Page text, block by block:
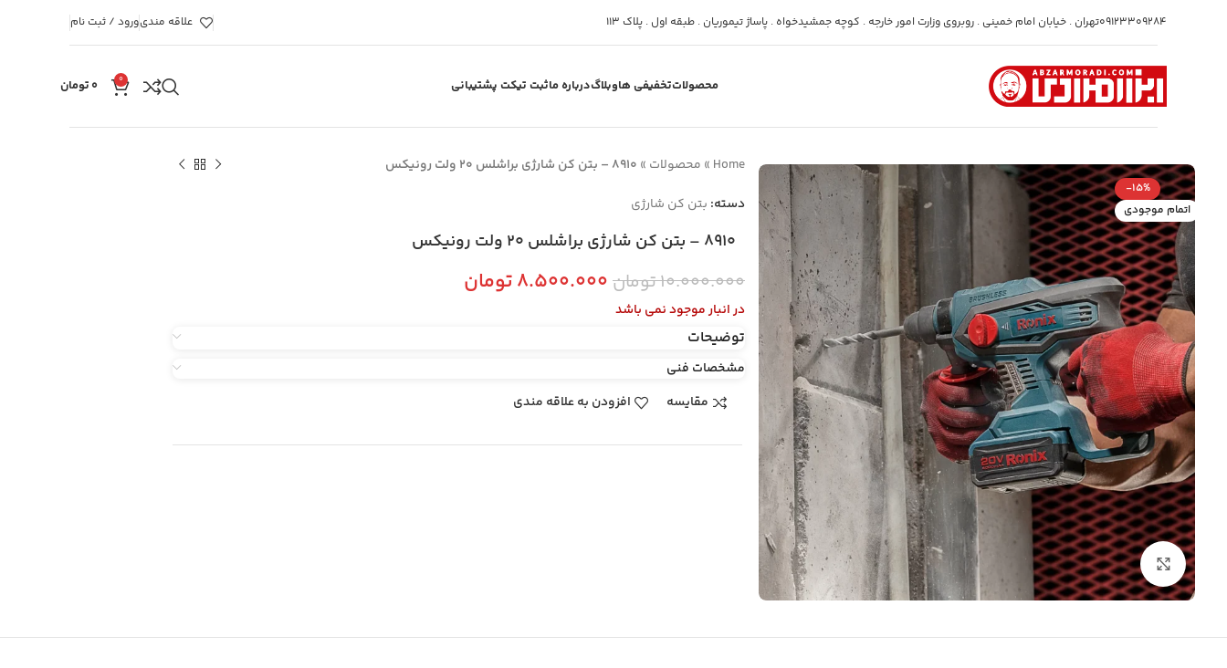
09123309284تهران . خیابان امام خمینی . روبروی وزارت امور خارجه . کوچه جمشیدخواه . پاساژ تیموریان . طبقه اول . پلاک 113 علاقه مندیورود / ثبت نام
محصولاتتخفیفی هاوبلاگدرباره ماثبت تیکت پشتیبانی 0 ۰ تومان
-15%
اتمام موجودی
بزرگنمایی تصویر
Home
» محصولات » 8910 – بتن کن شارژی براشلس 20 ولت رونیکس
دسته: بتن کن شارژی
8910 – بتن کن شارژی براشلس 20 ولت رونیکس
۱۰.۰۰۰.۰۰۰تومان۸.۵۰۰.۰۰۰تومان
در انبار موجود نمی باشد
توضیحات
مشخصات فنی
مقایسه
افزودن به علاقه مندی